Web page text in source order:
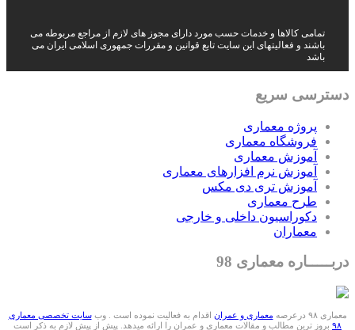
تمامی کالاها و خدمات حسب مورد دارای مجوز های لازم از مراجع مربوطه می
باشند و فعالیتهای این سایت تابع قوانین و مقررات جمهوری اسلامی ایران می
باشد
دسترسی سریع
پروژه معماری
فروشگاه معماری
آموزش معماری
آموزش نرم افزارهای معماری
آموزش تری دی مکس
طرح معماری
دکوراسیون داخلی و خارجی
معماران
دربـــــاره معماری 98
معماری ۹۸ درعرصه معماری و عمران اقدام به فعالیت نموده است . وبسایت تخصصی معماری
۹۸ بروز ترین مطالب و مقالات معماری و عمران را ارائه میدهد. پیش از پیش لازم به ذکر است